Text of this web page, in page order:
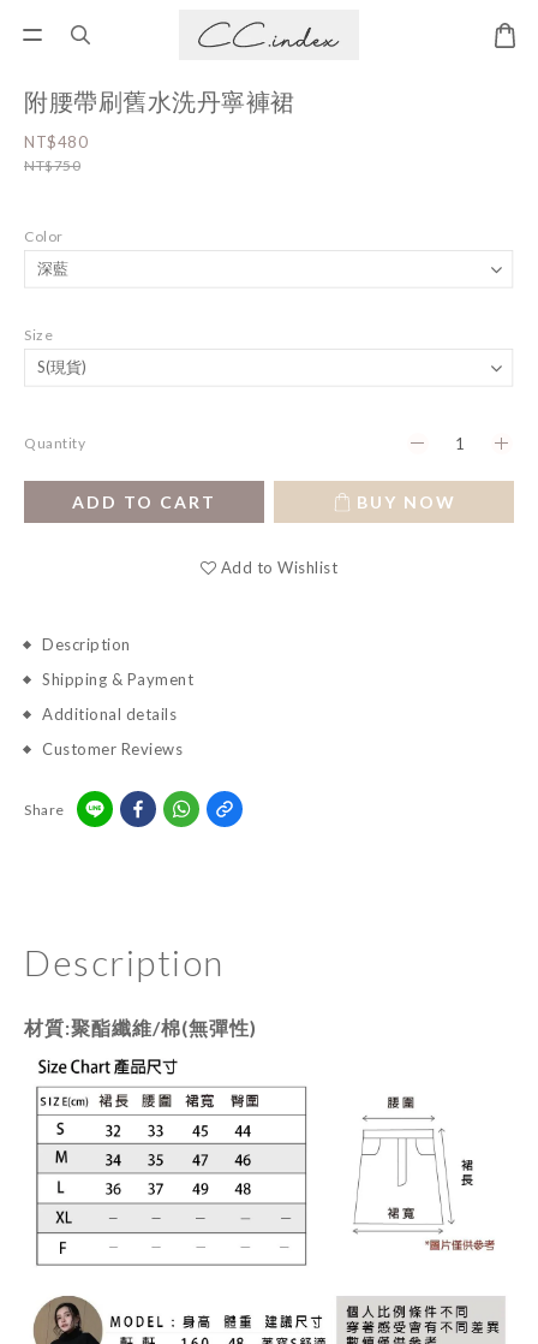
附腰帶刷舊水洗丹寧褲裙
NT$480
NT$750
Color
Size
Quantity
ADD TO CART BUY NOW
Add to Wishlist
Description
Shipping & Payment
Additional details
Customer Reviews
Share
Description
材質:聚酯纖維/棉(無彈性)